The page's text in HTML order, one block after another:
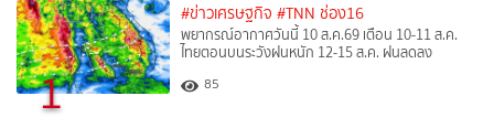
1
#ข่าวเศรษฐกิจ #TNN ช่อง16
พยากรณ์อากาศวันนี้ 10 ส.ค.69 เตือน 10-11 ส.ค.
ไทยตอนบนระวังฝนหนัก 12-15 ส.ค. ฝนลดลง
85